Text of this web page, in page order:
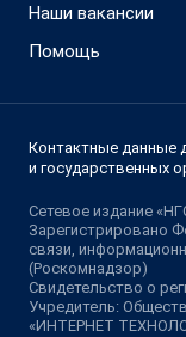
Наши вакансии
Помощь
Контактные данные
и государственных
Сетевое издание
Зарегистрировано
связи,
(Роскомнадзор)
Свидетельство о
Учредитель:
«ИНТЕРНЕТ